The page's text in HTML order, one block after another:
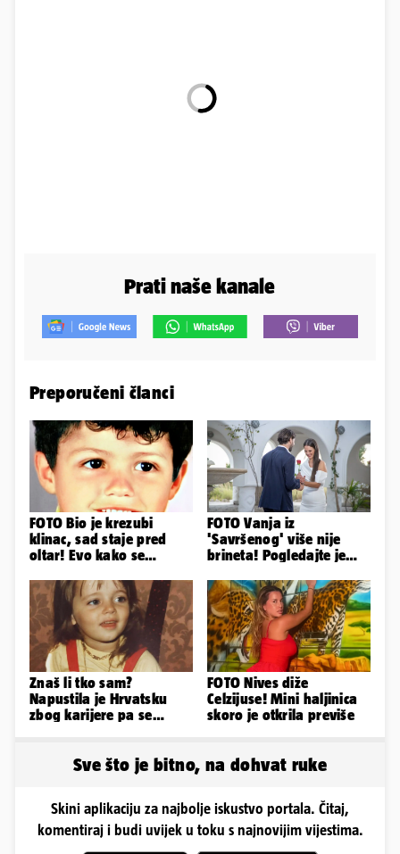
Prati naše kanale
Preporučeni članci
FOTO Bio je krezubi
klinac, sad staje pred
oltar! Evo kako se
najvećih...
FOTO Vanja iz
'Savršenog' više nije
brineta! Pogledajte je
Znaš li tko sam?
Napustila je Hrvatsku
zbog karijere pa se
FOTO Nives diže
Celzijuse! Mini haljinica
skoro je otkrila previše
Sve što je bitno, na dohvat ruke
Skini aplikaciju za najbolje iskustvo portala. Čitaj,
komentiraj i budi uvijek u toku s najnovijim vijestima.